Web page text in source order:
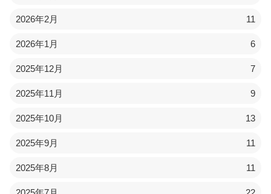
2026年2月 11
2026年1月 6
2025年12月 7
2025年11月 9
2025年10月 13
2025年9月 11
2025年8月 11